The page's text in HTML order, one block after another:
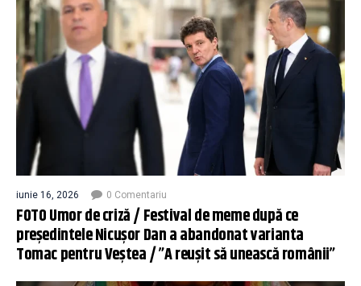
iunie 16, 2026 0 Comentariu
FOTO Umor de criză / Festival de meme după ce
președintele Nicușor Dan a abandonat varianta
Tomac pentru Veștea / ”A reușit să unească românii”